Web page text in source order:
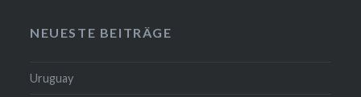
NEUESTE BEITRÄGE
Uruguay